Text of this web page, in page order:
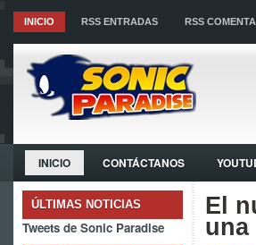
INICIO RSS ENTRADAS RSS
INICIO CONTÁCTANOS
ÚLTIMAS NOTICIAS
Tweets de Sonic Paradise
El
una